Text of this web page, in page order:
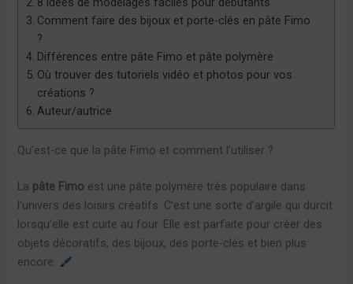
Comment faire des bijoux et porte-clés en pâte Fimo
?
Différences entre pâte Fimo et pâte polymère
Où trouver des tutoriels vidéo et photos pour vos
créations ?
Auteur/autrice
Qu’est-ce que la pâte Fimo et comment l’utiliser ?
La pâte Fimo est une pâte polymère très populaire dans
l’univers des loisirs créatifs. C’est une sorte d’argile qui durcit
lorsqu’elle est cuite au four. Elle est parfaite pour créer des
objets décoratifs, des bijoux, des porte-clés et bien plus
encore.